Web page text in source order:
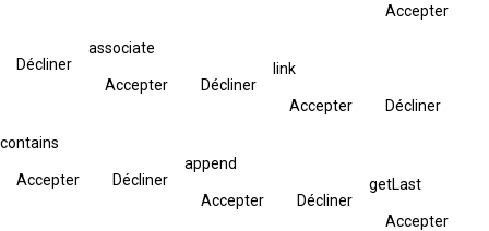
Accepter
Décliner
associate
Accepter Décliner
link
Accepter Décliner
contains
Accepter Décliner
append
Accepter Décliner
getLast
Accepter